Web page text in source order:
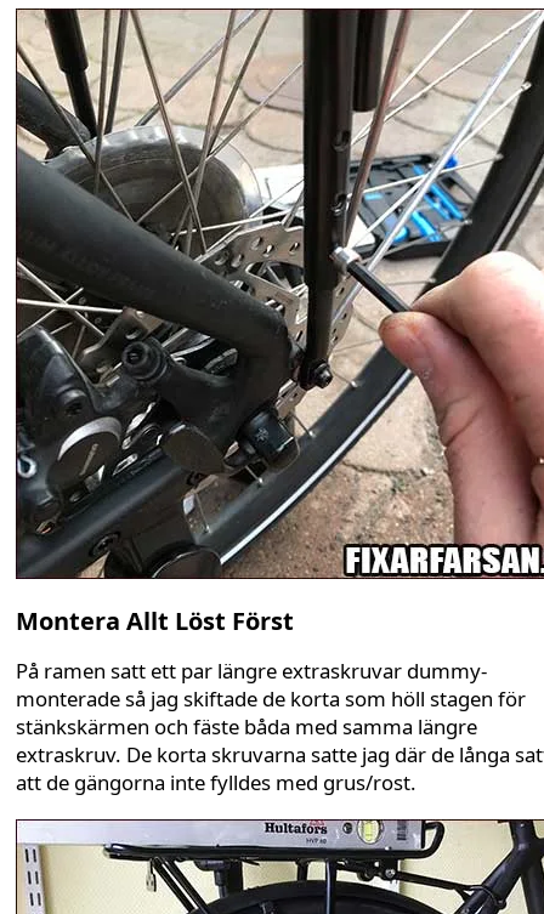
Montera Allt Löst Först
På ramen satt ett par längre extraskruvar dummy-
monterade så jag skiftade de korta som höll stagen för
stänkskärmen och fäste båda med samma längre
extraskruv. De korta skruvarna satte jag där de långa
att de gängorna inte fylldes med grus/rost.